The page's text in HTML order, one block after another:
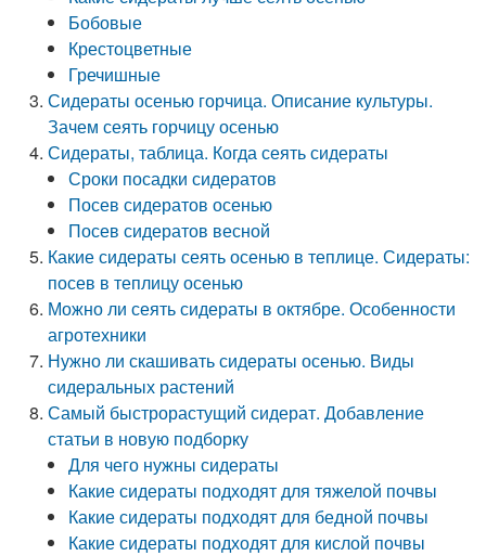
Бобовые
Крестоцветные
Гречишные
Сидераты осенью горчица. Описание культуры.
Зачем сеять горчицу осенью
Сидераты, таблица. Когда сеять сидераты
Сроки посадки сидератов
Посев сидератов осенью
Посев сидератов весной
Какие сидераты сеять осенью в теплице. Сидераты:
посев в теплицу осенью
Можно ли сеять сидераты в октябре. Особенности
агротехники
Нужно ли скашивать сидераты осенью. Виды
сидеральных растений
Самый быстрорастущий сидерат. Добавление
статьи в новую подборку
Для чего нужны сидераты
Какие сидераты подходят для тяжелой почвы
Какие сидераты подходят для бедной почвы
Какие сидераты подходят для кислой почвы